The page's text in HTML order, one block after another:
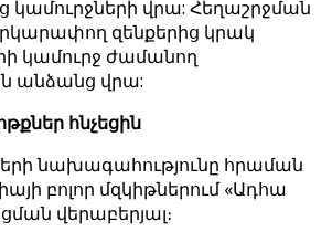
կամուրջների վրա: Հեղաշրջման
զենքերից կրակ
կամուրջ ժամանող
անձանց վրա:
հնչեցին
նախագահությունը հրաման
բոլոր մզկիթներում «Ադհա
վերաբերյալ։